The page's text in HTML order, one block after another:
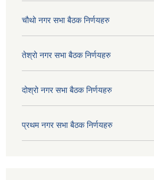
चौथो नगर सभा बैठक निर्णयहरु
तेश्रो नगर सभा बैठक निर्णयहरु
दोश्रो नगर सभा बैठक निर्णयहरु
प्रथम नगर सभा बैठक निर्णयहरु